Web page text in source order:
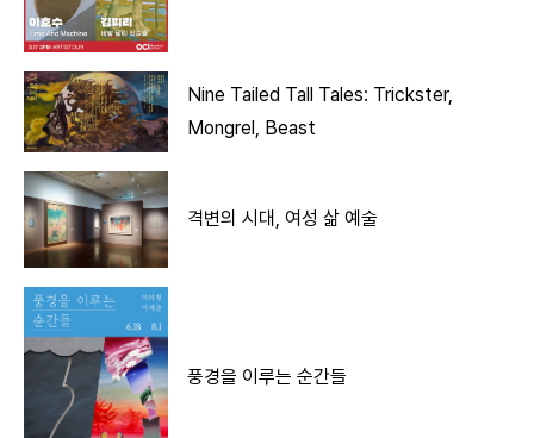
Nine Tailed Tall Tales: Trickster,
Mongrel, Beast
격변의 시대, 여성 삶 예술
풍경을 이루는 순간들